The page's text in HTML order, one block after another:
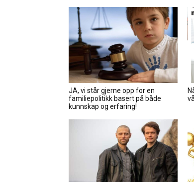
JA, vi står gjerne opp for en
familiepolitikk basert på både
kunnskap og erfaring!